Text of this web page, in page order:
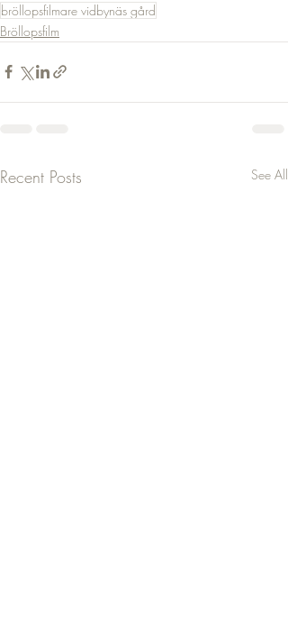
bröllopsfilmare vidbynäs gård
Bröllopsfilm
Recent Posts See All